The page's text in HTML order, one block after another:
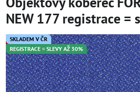
SKLADEM V ČR
REGISTRACE = SLEVY AŽ 30%
NEW 177 registrace =